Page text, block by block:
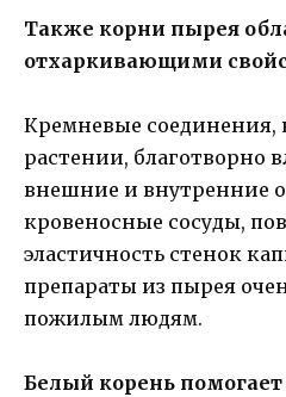
Также корни пырея
отхаркивающими
Кремневые соединения,
растении, благотворно
внешние и внутренние
кровеносные сосуды,
эластичность стенок
препараты из пырея
пожилым людям.
Белый корень помогает